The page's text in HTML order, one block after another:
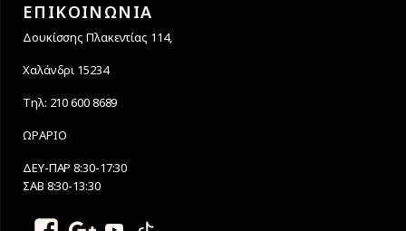
ΕΠΙΚΟΙΝΩΝΙΑ
Δουκίσσης Πλακεντίας 114,
Χαλάνδρι 15234
Τηλ: 210 600 8689
ΩΡΑΡΙΟ
ΔΕΥ-ΠΑΡ 8:30-17:30
ΣΑΒ 8:30-13:30